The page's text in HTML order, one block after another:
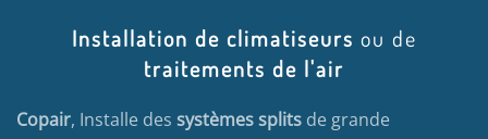
Installation de climatiseurs ou de
traitements de l'air
Copair, Installe des systèmes splits de grande